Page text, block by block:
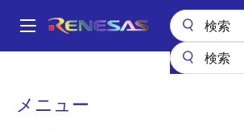
ン
Main
メニュー
パ
HZS4.7NB2
HZS4.7NB2